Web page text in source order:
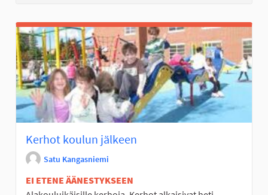
Kerhot koulun jälkeen
Satu Kangasniemi
EI ETENE ÄÄNESTYKSEEN